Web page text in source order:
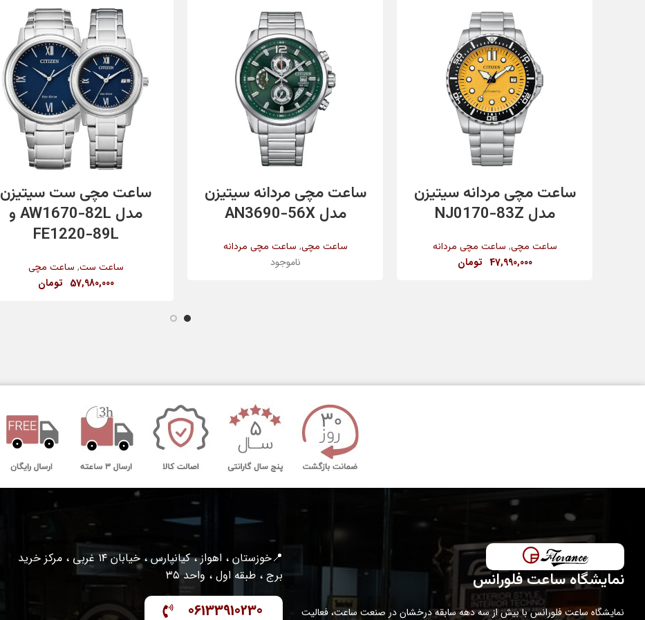
مقاومت در برابر آب
رنگ بدنه
افزودن به سبد خرید
ساعت مچی مردانه سیتیزن
مدل NJ0170-83Z
ساعت مچی, ساعت مچی مردانه
47,990,000 تومان
اطلاعات بیشتر
ساعت مچی مردانه سیتیزن
مدل AN3690-56X
ساعت مچی, ساعت مچی مردانه
ناموجود
ساعت مچی ست سیتیزن
مدل AW1670-82L و
FE1220-89L
ساعت ست, ساعت مچی
57,980,000 تومان
نمایشگاه ساعت فلورانس
نمایشگاه ساعت فلورانس با بیش از سه دهه سابقه درخشان در صنعت ساعت، فعالیت
📍خوزستان ، اهواز ، کیانپارس ، خیابان ۱۴ غربی ، مرکز خرید
برج ، طبقه اول ، واحد ۳۵
06133910230